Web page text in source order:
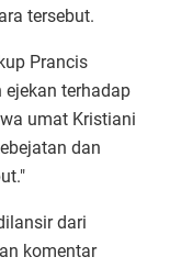
tersebut.
Prancis
ejekan terhadap
umat Kristiani
dan
dari
komentar